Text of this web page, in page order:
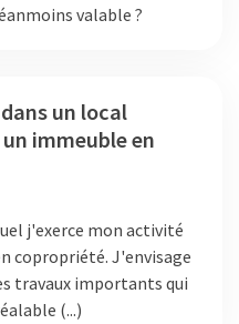
valable ?
un local
immeuble en
j'exerce mon activité
copropriété. J'envisage
travaux importants qui
(...)